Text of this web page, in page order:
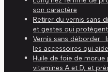
son caractère
Retirer du vernis sans
et gestes qui
Vernis sans déborder
les accessoires qui
Huile de foie de morue
vitamines A et D, et